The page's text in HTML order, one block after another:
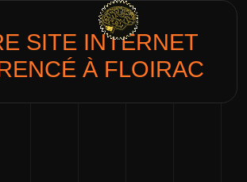
SITE INTERNET
À FLOIRAC